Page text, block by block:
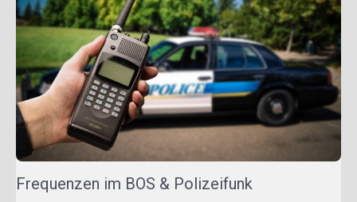
Frequenzen im BOS & Polizeifunk